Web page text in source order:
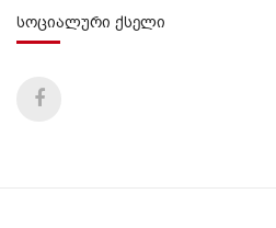
სოციალური ქსელი